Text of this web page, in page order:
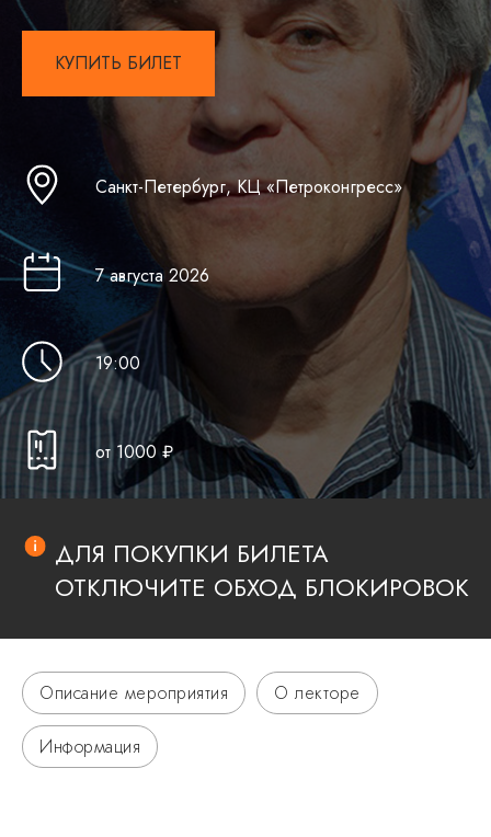
КУПИТЬ БИЛЕТ
Санкт-Петербург, КЦ «Петроконгресс»
7 августа 202 6
19:00
от 10 00 ₽
ДЛЯ ПОКУПКИ БИЛЕТА
ОТКЛЮЧИТЕ ОБХОД БЛОКИРОВОК
Описание мероприятия О лекторе
Информация